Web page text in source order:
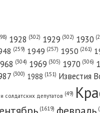
1928 (302) 1929 (302) 1930
(259) 1949 (257) 1950 (261)
(304) 1969 (305) 1970 (306)
(300) 1988 (151) Известия
солдатских депутатов (49)
(1619)